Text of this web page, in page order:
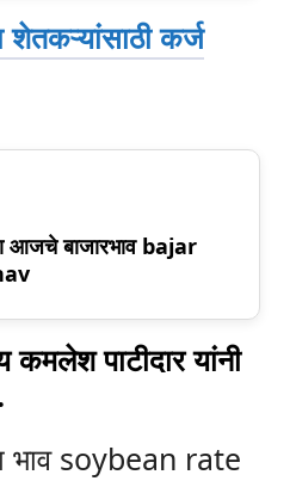
कर्ज
आजचे बाजारभाव bajar
पाटीदार यांनी
भाव soybean rate